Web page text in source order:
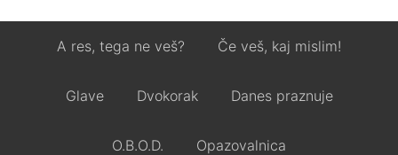
A res, tega ne veš? Če veš, kaj mislim!
Glave Dvokorak Danes praznuje
O.B.O.D. Opazovalnica